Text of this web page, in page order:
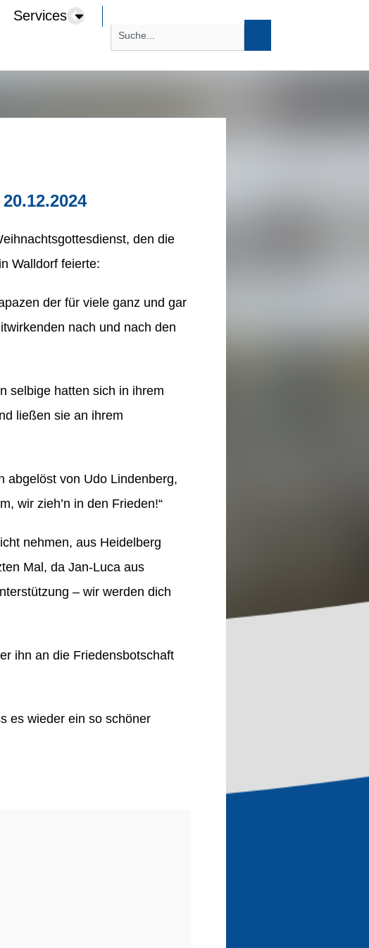
Services
den die
Walldorf feierte:
der für viele ganz und gar
nach und nach den
selbige hatten sich in ihrem
ließen sie an ihrem
abgelöst von Udo Lindenberg,
wir zieh’n in den Frieden!“
nehmen, aus Heidelberg
Mal, da Jan-Luca aus
– wir werden dich
ihn an die Friedensbotschaft
es wieder ein so schöner